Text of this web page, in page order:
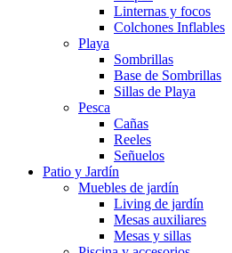
Linternas y focos
Colchones Inflables
Playa
Sombrillas
Base de Sombrillas
Sillas de Playa
Pesca
Cañas
Reeles
Señuelos
Patio y Jardín
Muebles de jardín
Living de jardín
Mesas auxiliares
Mesas y sillas